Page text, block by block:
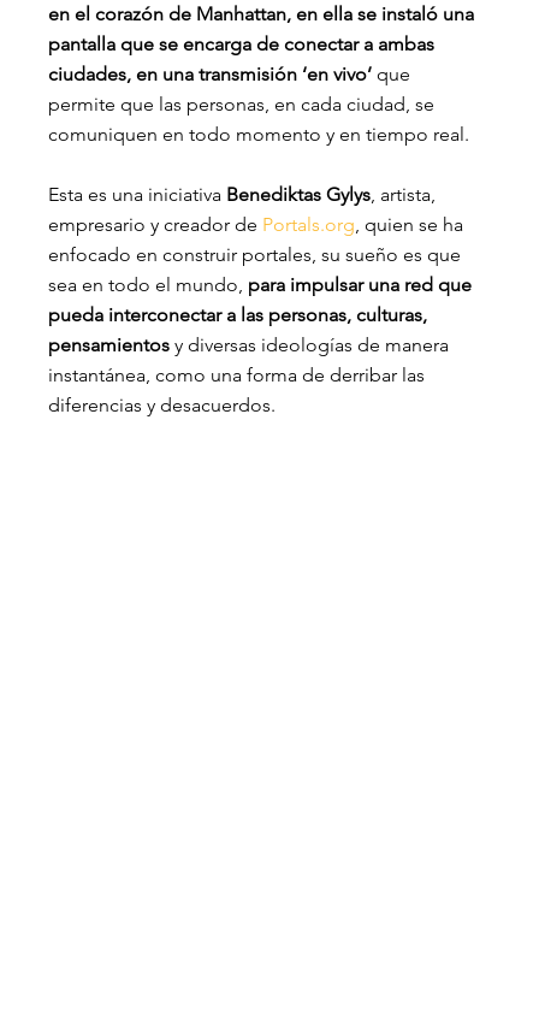
en el corazón de Manhattan, en ella se instaló una
pantalla que se encarga de conectar a ambas
ciudades, en una transmisión ‘en vivo’ que
permite que las personas, en cada ciudad, se
comuniquen en todo momento y en tiempo real.
Esta es una iniciativa Benediktas Gylys , artista,
empresario y creador de Portals.org , quien se ha
enfocado en construir portales, su sueño es que
sea en todo el mundo, para impulsar una red que
pueda interconectar a las personas, culturas,
pensamientos y diversas ideologías de manera
instantánea, como una forma de derribar las
diferencias y desacuerdos.